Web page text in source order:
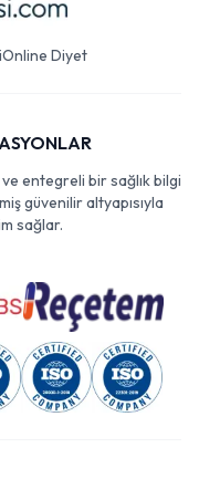
Online Diyet
entegreli bir sağlık bilgi
güvenilir altyapısıyla
sağlar.